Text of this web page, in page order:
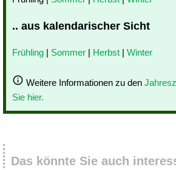
.. aus kalendarischer Sicht
Frühling | Sommer | Herbst | Winter
Weitere Informationen zu den
Sie hier.
Das könnte Sie auch